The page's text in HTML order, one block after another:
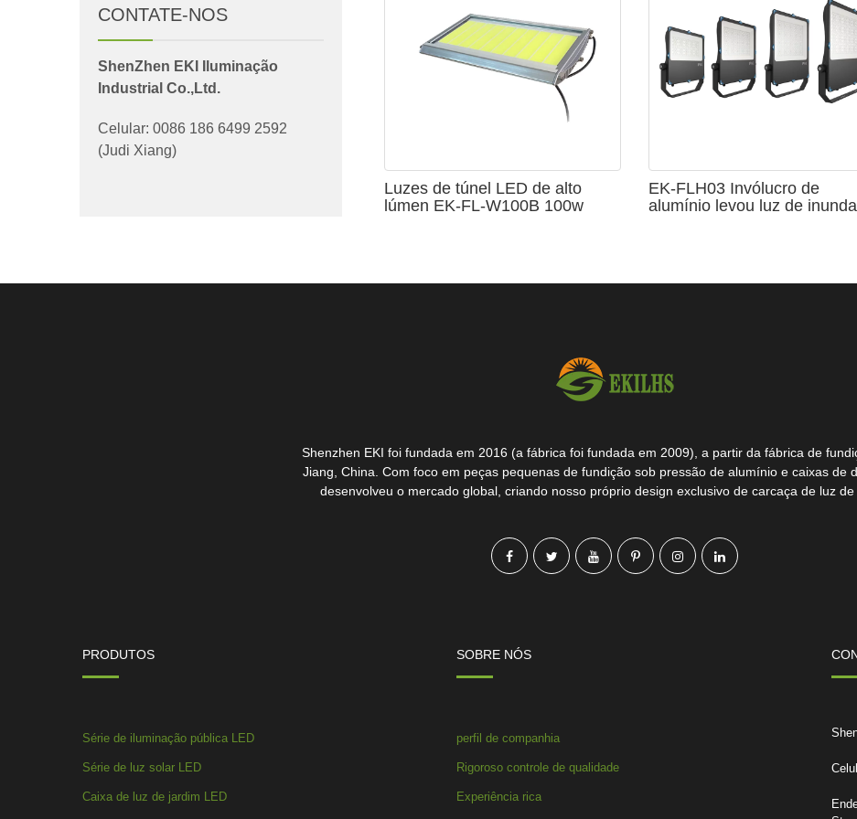
Luzes de túnel LED de alto
lúmen EK-FL-W100B 100w
EK-FLH03 Invólucro de
alumínio levou luz de
CONTATE-NOS
ShenZhen EKI Iluminação
Industrial Co.,Ltd.
Celular: 0086 186 6499 2592
(Judi Xiang)
Shenzhen EKI foi fundada em 2016 (a fábrica foi fundada em 2009), a partir da fábrica de
Jiang, China. Com foco em peças pequenas de fundição sob pressão de alumínio e caixas de
desenvolveu o mercado global, criando nosso próprio design exclusivo de carcaça de luz de
PRODUTOS
Série de iluminação pública LED
Série de luz solar LED
Caixa de luz de jardim LED
SOBRE NÓS
perfil de companhia
Rigoroso controle de qualidade
Experiência rica